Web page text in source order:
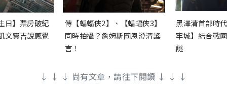
日】票房破紀
文費吉說感覺
傳【蝙蝠俠2】、【蝙蝠俠3】
同時拍攝？詹姆斯岡恩澄清謠
言！
黑澤清首部時
牢城】結合戰
謎
↓ ↓ ↓ 尚有文章，請往下閱讀 ↓ ↓ ↓